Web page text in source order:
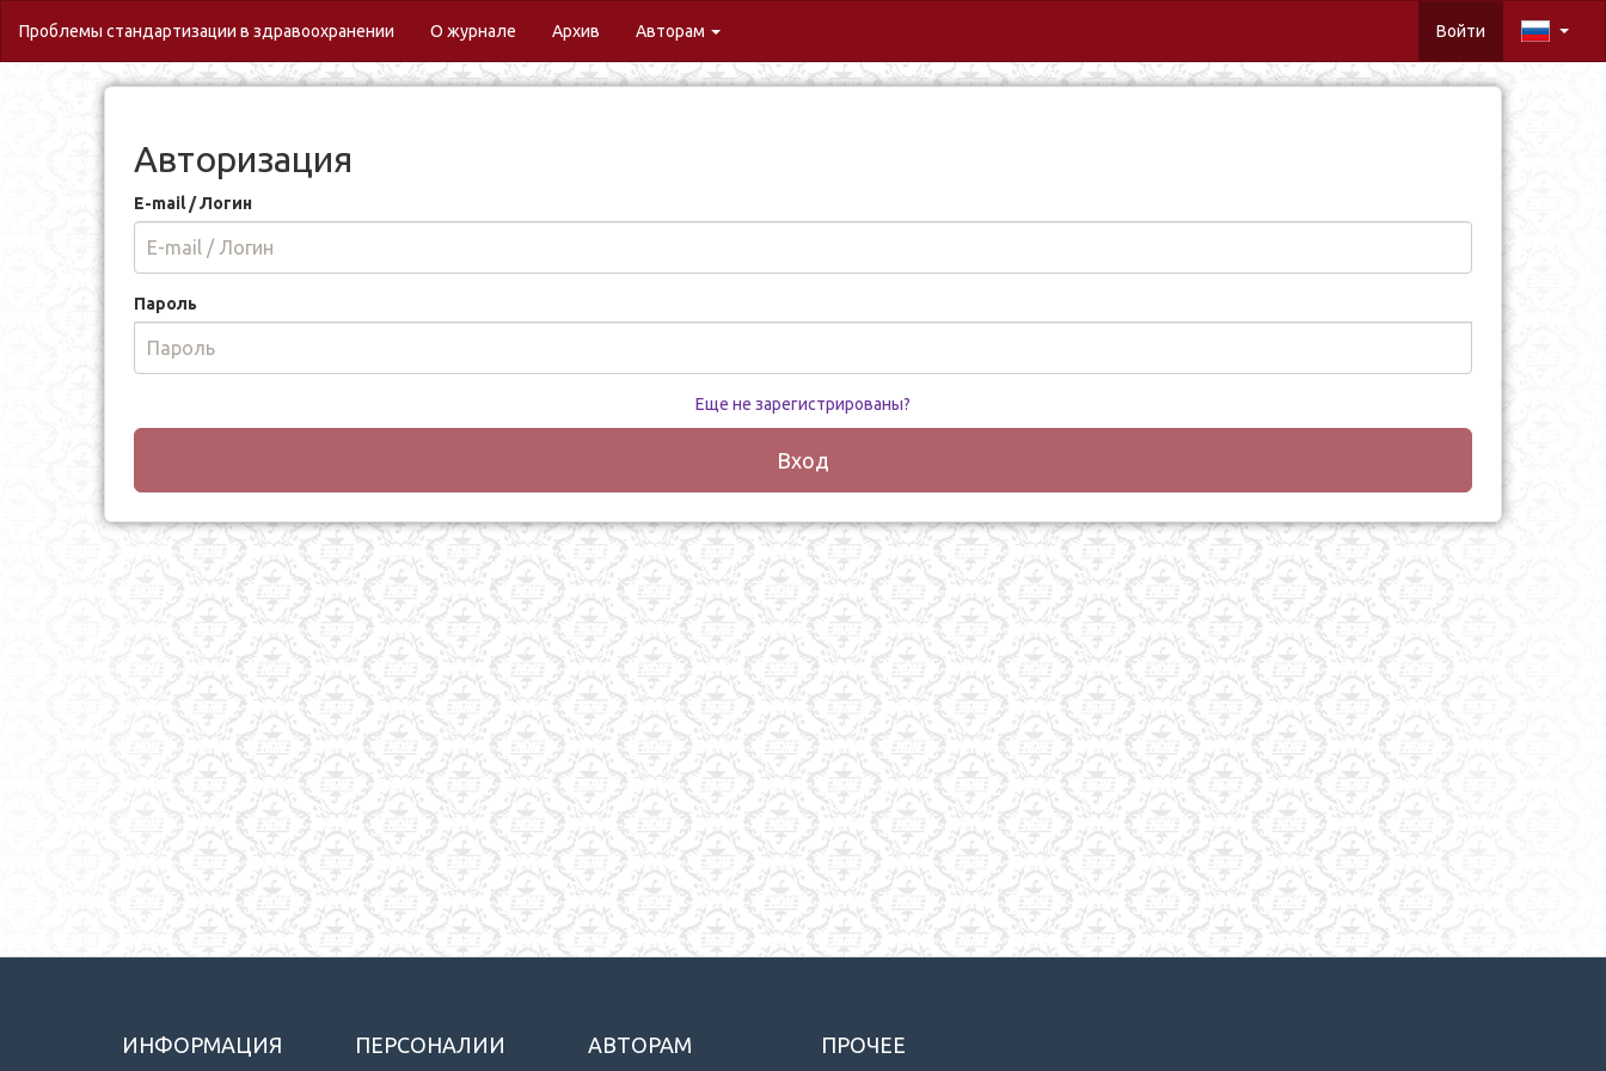
Проблемы стандартизации в здравоохранении О журнале (current)
Архив Авторам Войти
Авторизация
E-mail / Логин
Пароль
Еще не зарегистрированы?
Вход
ИНФОРМАЦИЯ ПЕРСОНАЛИИ АВТОРАМ ПРОЧЕЕ